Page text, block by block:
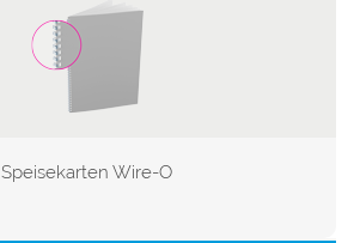
Speisekarten Wire-O